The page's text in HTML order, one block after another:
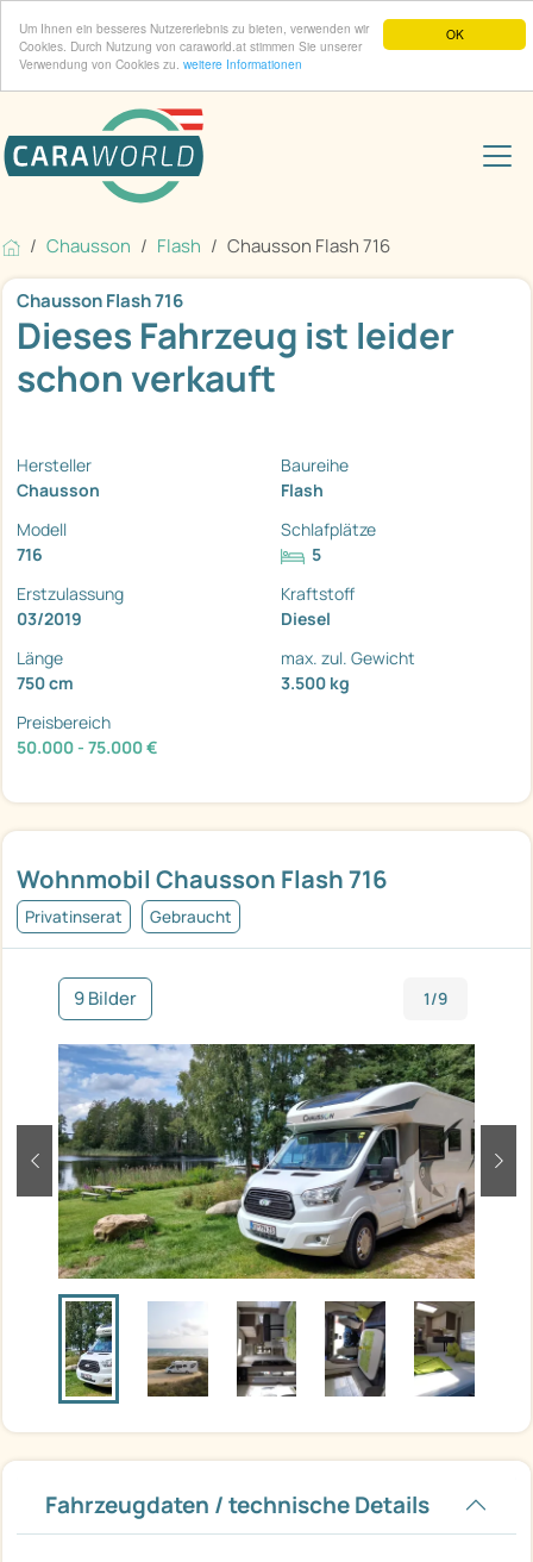
OK
Um Ihnen ein besseres Nutzererlebnis zu bieten, verwenden wir
Cookies. Durch Nutzung von caraworld.at stimmen Sie unserer
Verwendung von Cookies zu. weitere Informationen
Chausson Flash Chausson Flash 716
Wohnmobil Chausson Flash 716
Privatinserat Gebraucht
9 Bilder 1/9
zurück
Fahrzeugdaten / technische Details
Chausson Flash 716
Dieses Fahrzeug ist leider
schon verkauft
Hersteller
Chausson
Baureihe
Flash
Modell
716
Schlafplätze
5
Erstzulassung
03/2019
Kraftstoff
Diesel
Länge
750 cm
max. zul. Gewicht
3.500 kg
Preisbereich
50.000 - 75.000 €